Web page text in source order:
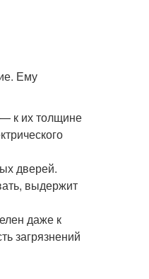
Ему
к их толщине
дверей.
выдержит
даже к
загрязнений